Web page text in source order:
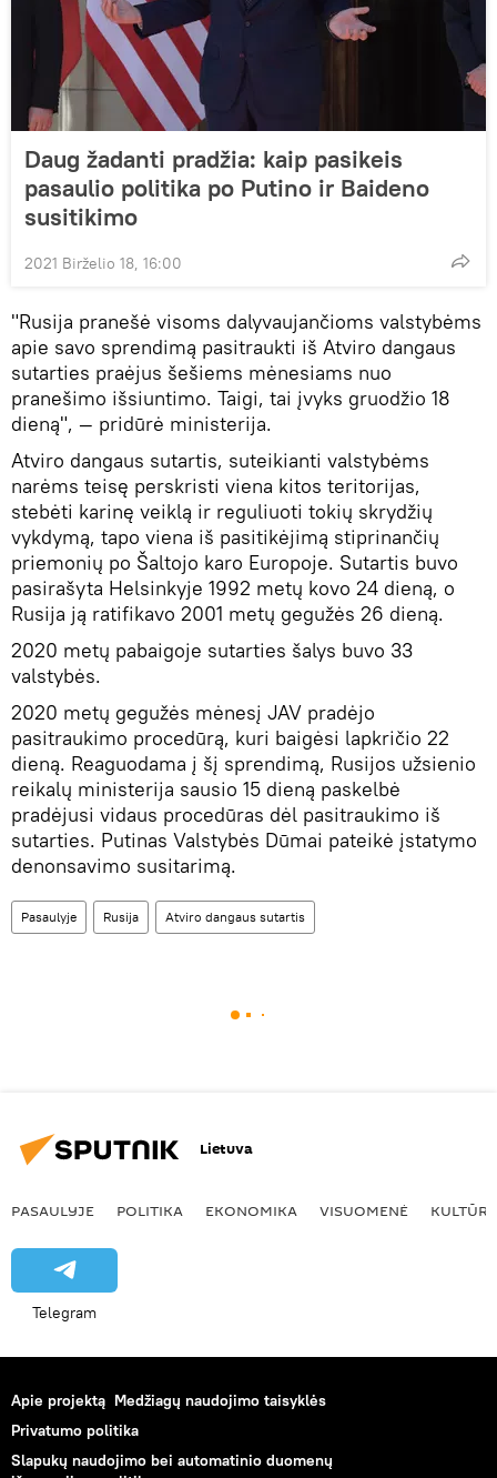
Daug žadanti pradžia: kaip pasikeis
pasaulio politika po Putino ir Baideno
susitikimo
2021 Birželio 18, 16:00
"Rusija pranešė visoms dalyvaujančioms valstybėms
apie savo sprendimą pasitraukti iš Atviro dangaus
sutarties praėjus šešiems mėnesiams nuo
pranešimo išsiuntimo. Taigi, tai įvyks gruodžio 18
dieną", — pridūrė ministerija.
Atviro dangaus sutartis, suteikianti valstybėms
narėms teisę perskristi viena kitos teritorijas,
stebėti karinę veiklą ir reguliuoti tokių skrydžių
vykdymą, tapo viena iš pasitikėjimą stiprinančių
priemonių po Šaltojo karo Europoje. Sutartis buvo
pasirašyta Helsinkyje 1992 metų kovo 24 dieną, o
Rusija ją ratifikavo 2001 metų gegužės 26 dieną.
2020 metų pabaigoje sutarties šalys buvo 33
valstybės.
2020 metų gegužės mėnesį JAV pradėjo
pasitraukimo procedūrą, kuri baigėsi lapkričio 22
dieną. Reaguodama į šį sprendimą, Rusijos užsienio
reikalų ministerija sausio 15 dieną paskelbė
pradėjusi vidaus procedūras dėl pasitraukimo iš
sutarties. Putinas Valstybės Dūmai pateikė įstatymo
denonsavimo susitarimą.
Pasaulyje Rusija Atviro dangaus sutartis
Lietuva
PASAULYJE POLITIKA EKONOMIKA VISUOMENĖ KULTŪRA
Telegram
Apie projektą Medžiagų naudojimo taisyklės
Privatumo politika
Slapukų naudojimo bei automatinio duomenų